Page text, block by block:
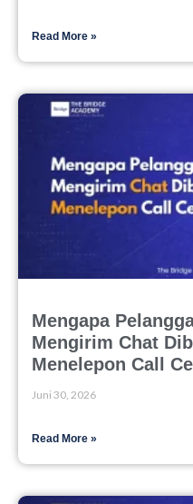
Read More »
Mengapa
Mengirim Chat
Menelepon Call
Juni 30, 2026
Read More »